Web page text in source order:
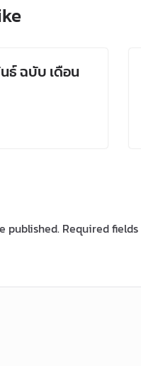
ธ์ ฉบับ เดือน
published. Required